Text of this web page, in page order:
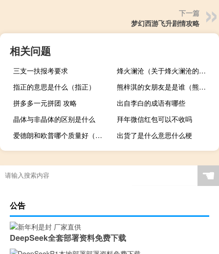
下一篇
梦幻西游飞升剧情攻略
相关问题
三支一扶报考要求
烽火澜沧（关于烽火澜沧的介绍）
指正的意思是什么（指正）
熊梓淇的女朋友是是谁（熊梓淇的女朋友）
拼多多一元拼团 攻略
出自李白的成语有哪些
晶体与非晶体的区别是什么
拜年微信红包可以不收吗
爱德朗和欧普哪个质量好（爱德朗和欧普哪个好）
出货了是什么意思什么梗
☚
公告
DeepSeek全套部署资料免费下载